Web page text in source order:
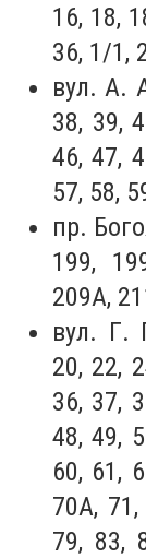
16, 18,
36, 1/1,
вул. А.
38, 39,
46, 47,
57, 58,
пр.
199,
209А,
вул. Г.
20, 22,
36, 37,
48, 49,
60, 61,
70А,
79, 83,